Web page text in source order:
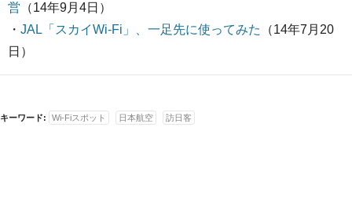
営 （14年9月4日）
・ JAL「スカイWi-Fi」、一足先に使ってみた
（14年7月20
日）
キーワード: Wi-Fiスポット 日本航空 訪日客